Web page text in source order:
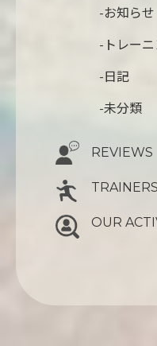
-お知らせ
-トレー
-日記
-未分類
REVIEWS
TRAINERS
OUR